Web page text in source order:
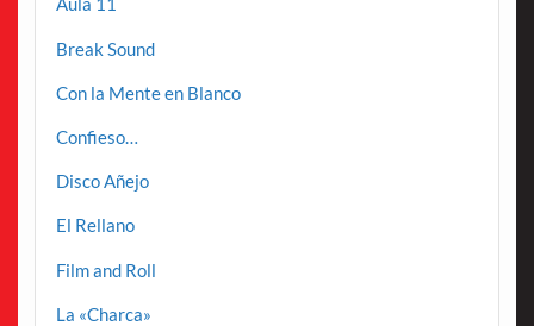
Break Sound
Con la Mente en Blanco
Confieso…
Disco Añejo
El Rellano
Film and Roll
La «Charca»